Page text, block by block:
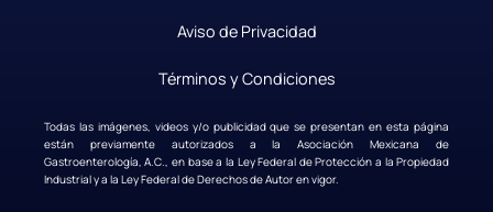
Aviso de Privacidad
Términos y Condiciones
Todas las imágenes, videos y/o publicidad que se presentan en esta página
están previamente autorizados a la Asociación Mexicana de
Gastroenterología, A.C., en base a la Ley Federal de Protección a la Propiedad
Industrial y a la Ley Federal de Derechos de Autor en vigor.